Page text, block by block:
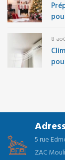
8
5 rue
ZAC